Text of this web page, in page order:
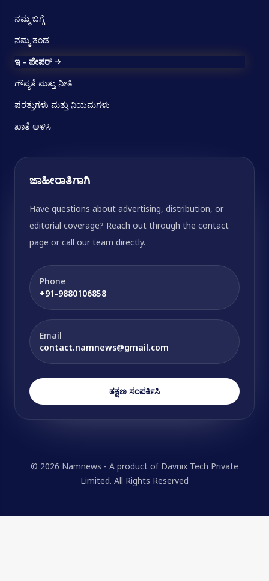
ನಮ್ಮ ಬಗ್ಗೆ
ನಮ್ಮ ತಂಡ
ಇ - ಪೇಪರ್
ಗೌಪ್ಯತೆ ಮತ್ತು ನೀತಿ
ಷರತ್ತುಗಳು ಮತ್ತು ನಿಯಮಗಳು
ಖಾತೆ ಅಳಿಸಿ
ಜಾಹೀರಾತಿಗಾಗಿ
Have questions about advertising, distribution, or
editorial coverage? Reach out through the contact
page or call our team directly.
Phone
+91-9880106858
Email
contact.namnews@gmail.com
ತಕ್ಷಣ ಸಂಪರ್ಕಿಸಿ
© 2026 Namnews - A product of Davnix Tech Private
Limited. All Rights Reserved